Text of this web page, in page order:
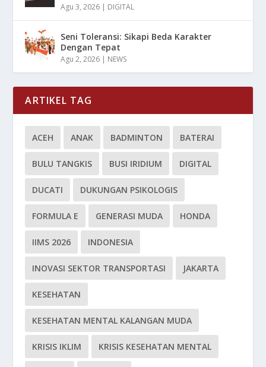
Agu 3, 2026 | DIGITAL
Seni Toleransi: Sikapi Beda Karakter
Dengan Tepat
Agu 2, 2026 | NEWS
ARTIKEL TAG
ACEH ANAK BADMINTON BATERAI
BULU TANGKIS BUSI IRIDIUM DIGITAL
DUCATI DUKUNGAN PSIKOLOGIS
FORMULA E GENERASI MUDA HONDA
IIMS 2026 INDONESIA
INOVASI SEKTOR TRANSPORTASI JAKARTA
KESEHATAN
KESEHATAN MENTAL KALANGAN MUDA
KRISIS IKLIM KRISIS KESEHATAN MENTAL